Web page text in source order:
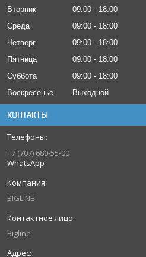
Вторник
09:00
18:00
Среда
09:00
18:00
Четверг
09:00
18:00
Пятница
09:00
18:00
Суббота
09:00
18:00
Воскресенье
Выходной
КОНТАКТЫ
+7 (707) 680-55-00
WhatsApp
BIGLINE
Bigline